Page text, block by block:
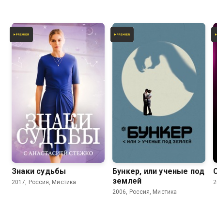
Знаки судьбы
2017, Россия, Мистика
Бункер, или ученые под
землей
2006, Россия, Мистика